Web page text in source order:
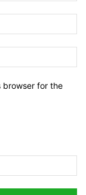
browser for the